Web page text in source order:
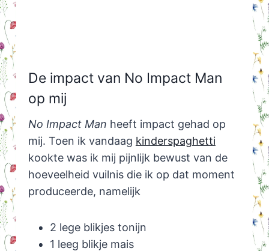
De impact van No Impact Man
op mij
No Impact Man heeft impact gehad op
mij. Toen ik vandaag kinderspaghetti
kookte was ik mij pijnlijk bewust van de
hoeveelheid vuilnis die ik op dat moment
produceerde, namelijk
2 lege blikjes tonijn
1 leeg blikje mais